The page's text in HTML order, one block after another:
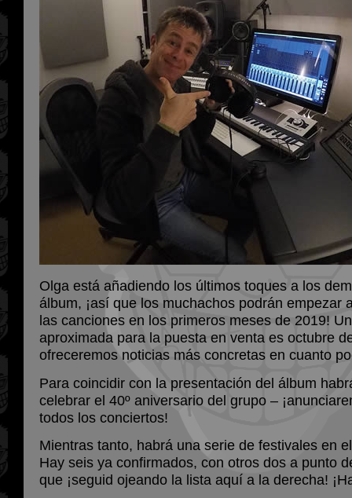
Olga está añadiendo los últimos toques a los
álbum, ¡así que los muchachos podrán empezar
las canciones en los primeros meses de 2019!
aproximada para la puesta en venta es octubre
ofreceremos noticias más concretas en cuanto
Para coincidir con la presentación del álbum
celebrar el 40º aniversario del grupo –
todos los conciertos!
Mientras tanto, habrá una serie de festivales en
Hay seis ya confirmados, con otros dos a punto
que ¡seguid ojeando la lista aquí a la derecha!